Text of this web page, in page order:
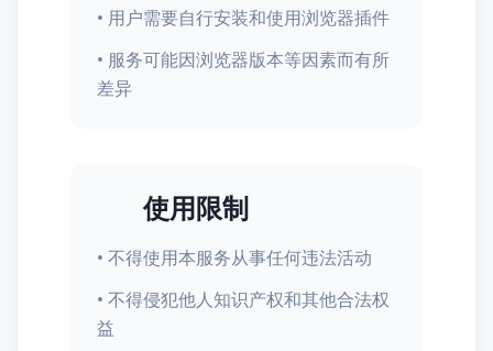
• 用户需要自行安装和使用浏览器插件
• 服务可能因浏览器版本等因素而有所
差异
使用限制
• 不得使用本服务从事任何违法活动
• 不得侵犯他人知识产权和其他合法权
益